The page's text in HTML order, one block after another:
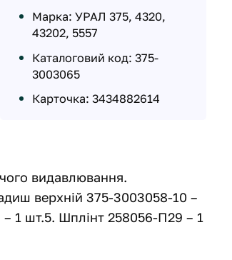
Марка: УРАЛ 375, 4320,
43202, 5557
Каталоговий код: 375-
3003065
Карточка: 3434882614
видавлювання.
верхній 375-3003058-10 –
1 шт.5. Шплінт 258056-П29 – 1